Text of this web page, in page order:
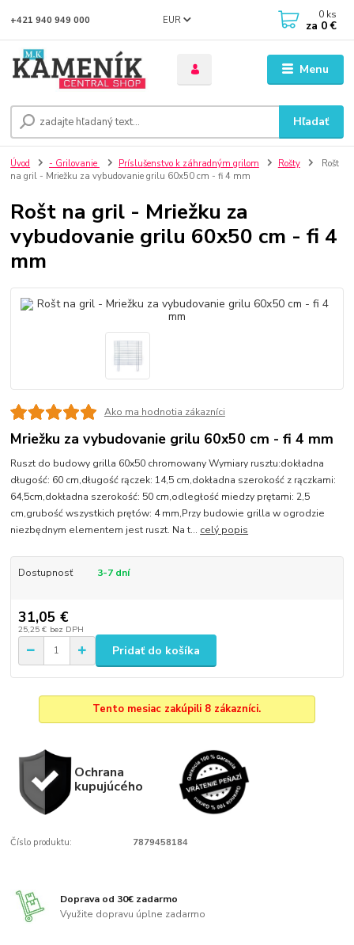
Menu
EUR
Hľadať
+421 940 949 000 0 ks
za 0 €
Úvod - Grilovanie Príslušenstvo k záhradným grilom Rošty
Rošt
na gril - Mriežku za vybudovanie grilu 60x50 cm - fi 4 mm
Rošt na gril - Mriežku za
vybudovanie grilu 60x50 cm - fi 4
mm
Ako ma hodnotia zákazníci
Mriežku za vybudovanie grilu 60x50 cm - fi 4 mm
Ruszt do budowy grilla 60x50 chromowany Wymiary rusztu:dokładna
długość: 60 cm,długość rączek: 14,5 cm,dokładna szerokość z rączkami:
64,5cm,dokładna szerokość: 50 cm,odległość miedzy prętami: 2,5
cm,grubość wszystkich prętów: 4 mm,Przy budowie grilla w ogrodzie
niezbędnym elementem jest ruszt. Na t... celý popis
Dostupnosť 3-7 dní
31,05 €
25,25 € bez DPH
Pridať do košíka
Tento mesiac zakúpili 8 zákazníci.
Ochrana
kupujúcého
Číslo produktu: 7879458184
Doprava od 30€ zadarmo
Využite dopravu úplne zadarmo